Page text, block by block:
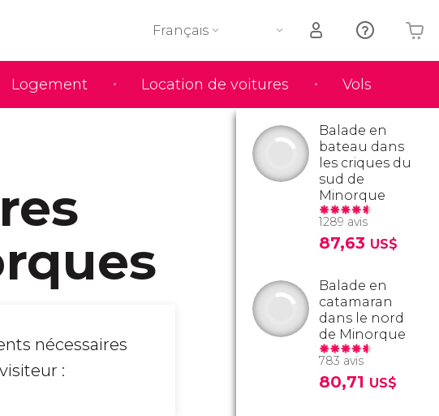
Logement Location de voitures Vols
Français
Votre panier est vide
nécessaires
:
Balade en
bateau dans
les criques du
sud de
Minorque
1289 avis
87,63 US$
Balade en
catamaran
dans le nord
de Minorque
783 avis
80,71 US$